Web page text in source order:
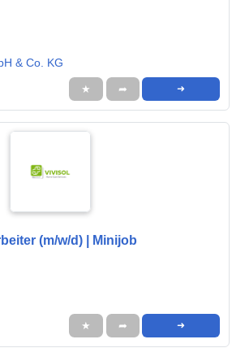
& Co. KG
★ ➦ ➜
(m/w/d) | Minijob
★ ➦ ➜